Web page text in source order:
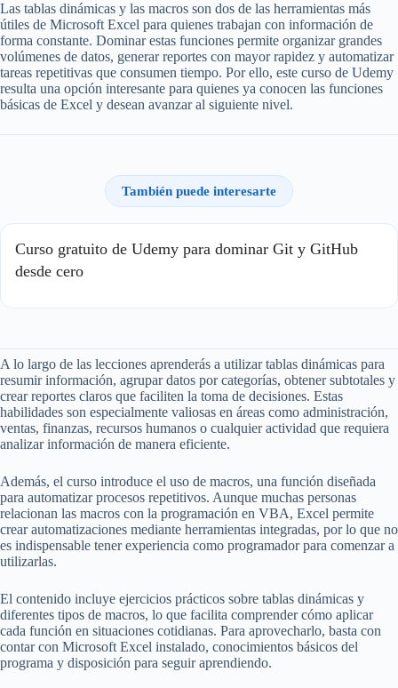
Las tablas dinámicas y las macros son dos de las herramientas más
útiles de Microsoft Excel para quienes trabajan con información de
forma constante. Dominar estas funciones permite organizar grandes
volúmenes de datos, generar reportes con mayor rapidez y automatizar
tareas repetitivas que consumen tiempo. Por ello, este curso de Udemy
resulta una opción interesante para quienes ya conocen las funciones
básicas de Excel y desean avanzar al siguiente nivel.
También puede interesarte
Curso gratuito de Udemy para dominar Git y GitHub
desde cero
A lo largo de las lecciones aprenderás a utilizar tablas dinámicas para
resumir información, agrupar datos por categorías, obtener subtotales y
crear reportes claros que faciliten la toma de decisiones. Estas
habilidades son especialmente valiosas en áreas como administración,
ventas, finanzas, recursos humanos o cualquier actividad que requiera
analizar información de manera eficiente.
Además, el curso introduce el uso de macros, una función diseñada
para automatizar procesos repetitivos. Aunque muchas personas
relacionan las macros con la programación en VBA, Excel permite
crear automatizaciones mediante herramientas integradas, por lo que no
es indispensable tener experiencia como programador para comenzar a
utilizarlas.
El contenido incluye ejercicios prácticos sobre tablas dinámicas y
diferentes tipos de macros, lo que facilita comprender cómo aplicar
cada función en situaciones cotidianas. Para aprovecharlo, basta con
contar con Microsoft Excel instalado, conocimientos básicos del
programa y disposición para seguir aprendiendo.